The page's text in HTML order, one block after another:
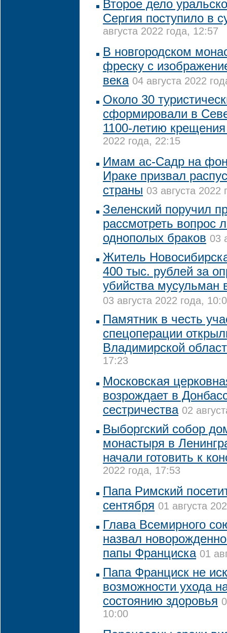
Второе дело
Сергия поступило в
августа 2022 года, 12:57
В новгородском
фреску с
века 04 августа 2022
Около 30
сформировали в
1100-летию
2022 года, 22:15
Имам ас-Садр на
Ираке призвал
страны 03 августа 2022
Зеленский поручил
рассмотреть вопрос
однополых браков 03
Житель
400 тыс. рублей за
убийства мусульман
03 августа 2022 года,
Памятник в честь
спецоперации
Владимирской
17:23
Московская
возрождает в
сестричества 02
Выборгский собор
монастыря в
начали готовить к
2022 года, 17:53
Папа Римский
сентября 01 августа
Глава Всемирного
назвал
папы Франциска 01
Папа Франциск не
возможности ухода
состоянию здоровья
10:00